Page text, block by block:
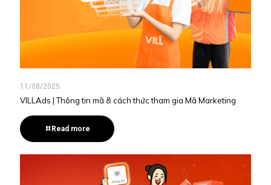
11/08/2025
VILLAds | Thông tin mã & cách thức tham gia Mã Marketing
Read more